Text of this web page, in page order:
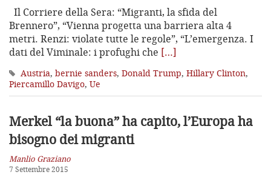
Il Corriere della Sera: “Migranti, la sfida del
Brennero”, “Vienna progetta una barriera alta 4
metri. Renzi: violate tutte le regole”, “L’emergenza. I
dati del Viminale: i profughi che […]
Austria, bernie sanders, Donald Trump, Hillary Clinton,
Piercamillo Davigo, Ue
Merkel “la buona” ha capito,l’Europa ha
bisogno dei migranti
Manlio Graziano
7 Settembre 2015